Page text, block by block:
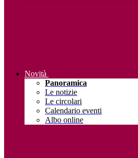
Novità
Panoramica
Le notizie
Le circolari
Calendario eventi
Albo online